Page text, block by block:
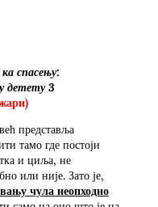
спасењу:
детету 3
представља
тамо где постоји
и циља, не
или није. Зато је,
чула неопходно